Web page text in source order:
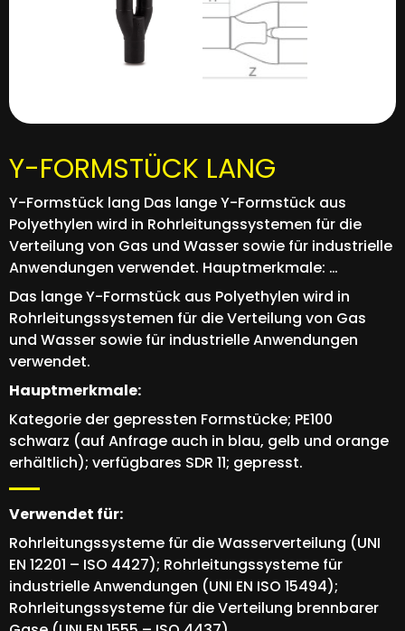
Y-FORMSTÜCK LANG
Y-Formstück lang Das lange Y-Formstück aus
Polyethylen wird in Rohrleitungssystemen für die
Verteilung von Gas und Wasser sowie für industrielle
Anwendungen verwendet. Hauptmerkmale: …
Das lange Y-Formstück aus Polyethylen wird in
Rohrleitungssystemen für die Verteilung von Gas
und Wasser sowie für industrielle Anwendungen
verwendet.
Hauptmerkmale:
Kategorie der gepressten Formstücke; PE100
schwarz (auf Anfrage auch in blau, gelb und orange
erhältlich); verfügbares SDR 11; gepresst.
Verwendet für:
Rohrleitungssysteme für die Wasserverteilung (UNI
EN 12201 – ISO 4427); Rohrleitungssysteme für
industrielle Anwendungen (UNI EN ISO 15494);
Rohrleitungssysteme für die Verteilung brennbarer